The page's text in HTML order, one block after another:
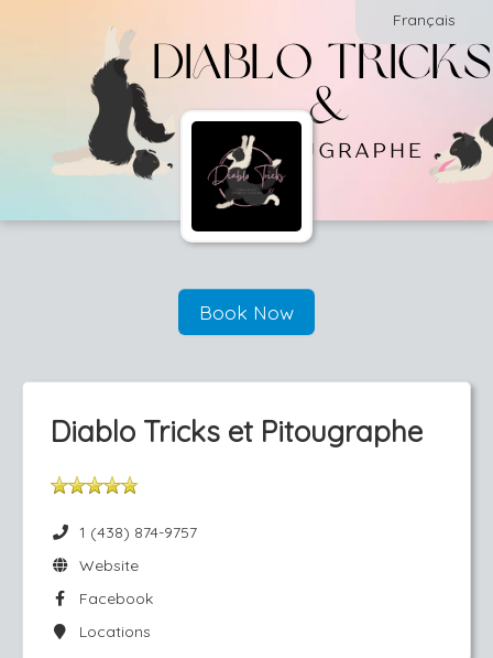
Français
Book Now
Diablo Tricks et Pitougraphe
1 (438) 874-9757
Website
Facebook
Locations